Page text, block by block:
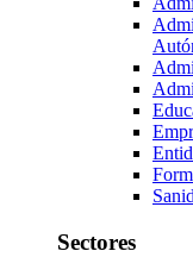
Sectores